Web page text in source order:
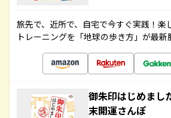
旅先で、近所で、自宅で今すぐ実践！楽
トレーニングを「地球の歩き方」が最
御朱印はじめま
末開運さんぽ